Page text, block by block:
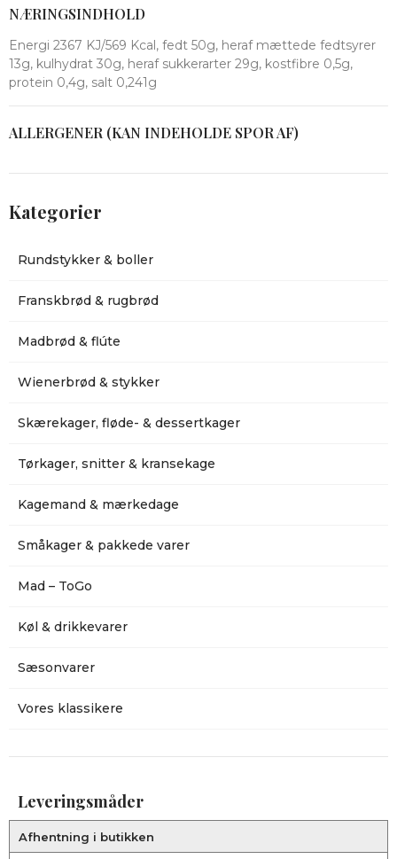
NÆRINGSINDHOLD
Energi 2367 KJ/569 Kcal, fedt 50g, heraf mættede fedtsyrer
13g, kulhydrat 30g, heraf sukkerarter 29g, kostfibre 0,5g,
protein 0,4g, salt 0,241g
ALLERGENER (KAN INDEHOLDE SPOR AF)
Kategorier
Rundstykker & boller
Franskbrød & rugbrød
Madbrød & flúte
Wienerbrød & stykker
Skærekager, fløde- & dessertkager
Tørkager, snitter & kransekage
Kagemand & mærkedage
Småkager & pakkede varer
Mad – ToGo
Køl & drikkevarer
Sæsonvarer
Vores klassikere
Leveringsmåder
Afhentning i butikken